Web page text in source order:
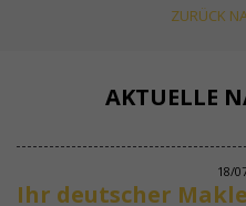
ZURÜCK
AKTUELLE
18/